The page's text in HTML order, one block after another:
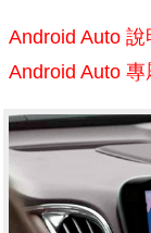
Android Auto 說
Android Auto